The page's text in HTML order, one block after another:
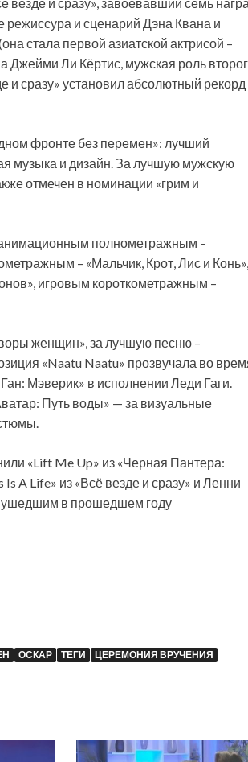
и сценарий Дэна Квана и
стала первой азиатской актрисой –
Джейми Ли Кёртис, мужская роль
и сразу» установил абсолютный рекорд
фронте без перемен»: лучший
музыка и дизайн. За лучшую мужскую
отмечен в номинации «грим и
полнометражным –
– «Мальчик, Крот, Лис и Конь»,
игровым короткометражным –
женщин», за лучшую песню –
«Naatu Naatu» прозвучала во
Мэверик» в исполнении Леди Гаги.
Путь воды» — за визуальные
«Lift Me Up» из «Черная Пантера:
A Life» из «Всё везде и сразу» и Ленни
ушедшим в прошедшем году
ОСКАР ТЕГИ ЦЕРЕМОНИЯ ВРУЧЕНИЯ